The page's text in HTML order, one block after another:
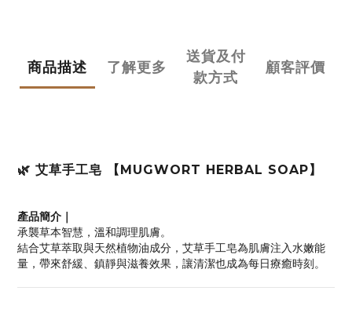
商品描述 了解更多
送貨及付
款方式
顧客評價
🌿 艾草手工皂 【MUGWORT HERBAL SOAP】
產品簡介｜
承襲草本智慧，溫和調理肌膚。
結合艾草萃取與天然植物油成分，艾草手工皂為肌膚注入水嫩能
量，帶來舒緩、鎮靜與滋養效果，讓清潔也成為每日療癒時刻。